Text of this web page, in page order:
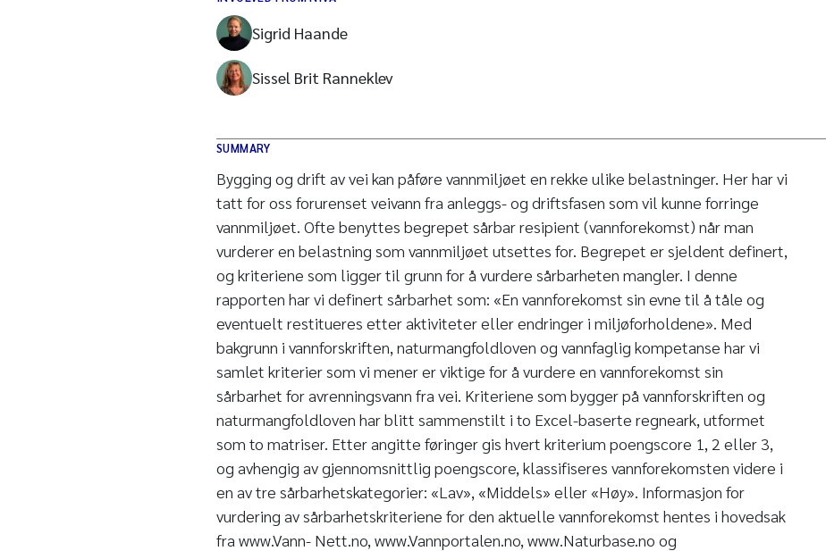
Sigrid Haande
Sissel Brit Ranneklev
SUMMARY
Bygging og drift av vei kan påføre vannmiljøet en rekke ulike belastninger. Her har vi
tatt for oss forurenset veivann fra anleggs- og driftsfasen som vil kunne forringe
vannmiljøet. Ofte benyttes begrepet sårbar resipient (vannforekomst) når man
vurderer en belastning som vannmiljøet utsettes for. Begrepet er sjeldent definert,
og kriteriene som ligger til grunn for å vurdere sårbarheten mangler. I denne
rapporten har vi definert sårbarhet som: «En vannforekomst sin evne til å tåle og
eventuelt restitueres etter aktiviteter eller endringer i miljøforholdene». Med
bakgrunn i vannforskriften, naturmangfoldloven og vannfaglig kompetanse har vi
samlet kriterier som vi mener er viktige for å vurdere en vannforekomst sin
sårbarhet for avrenningsvann fra vei. Kriteriene som bygger på vannforskriften og
naturmangfoldloven har blitt sammenstilt i to Excel-baserte regneark, utformet
som to matriser. Etter angitte føringer gis hvert kriterium poengscore 1, 2 eller 3,
og avhengig av gjennomsnittlig poengscore, klassifiseres vannforekomsten videre i
en av tre sårbarhetskategorier: «Lav», «Middels» eller «Høy». Informasjon for
vurdering av sårbarhetskriteriene for den aktuelle vannforekomst hentes i hovedsak
fra www.Vann- Nett.no, www.Vannportalen.no, www.Naturbase.no og